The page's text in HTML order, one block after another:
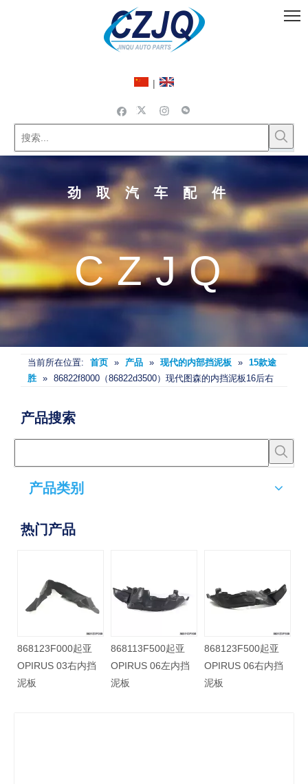
|
劲取汽车配件
CZJQ
当前所在位置: 首页 » 产品 » 现代的内部挡泥板 » 15款途
胜 » 86822f8000（86822d3500）现代图森的内挡泥板16后右
产品搜索
产品类别
热门产品
86812H2500起亚
NEW K2 17右前挡
泥板
868123F000起亚
OPIRUS 03右内挡
泥板
868113F500起亚
OPIRUS 06左内挡
泥板